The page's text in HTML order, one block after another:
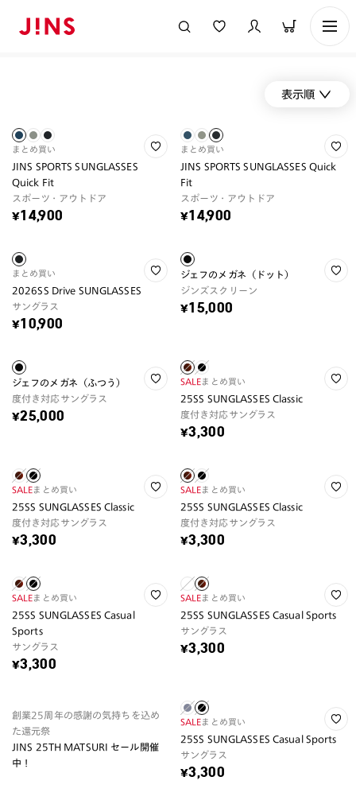
表示順
まとめ買い
JINS SPORTS SUNGLASSES
Quick Fit
スポーツ・アウトドア
¥14,900
まとめ買い
JINS SPORTS SUNGLASSES Quick
Fit
スポーツ・アウトドア
¥14,900
まとめ買い
2026SS Drive SUNGLASSES
サングラス
¥10,900
ジェフのメガネ（ドット）
ジンズスクリーン
¥15,000
ジェフのメガネ（ふつう）
度付き対応サングラス
¥25,000
SALEまとめ買い
25SS SUNGLASSES Classic
度付き対応サングラス
¥3,300
SALEまとめ買い
25SS SUNGLASSES Classic
度付き対応サングラス
¥3,300
SALEまとめ買い
25SS SUNGLASSES Classic
度付き対応サングラス
¥3,300
SALEまとめ買い
25SS SUNGLASSES Casual
Sports
サングラス
¥3,300
SALEまとめ買い
25SS SUNGLASSES Casual Sports
サングラス
¥3,300
創業25周年の感謝の気持ちを込め
た還元祭
JINS 25TH MATSURI セール開催
中！
SALEまとめ買い
25SS SUNGLASSES Casual Sports
サングラス
¥3,300